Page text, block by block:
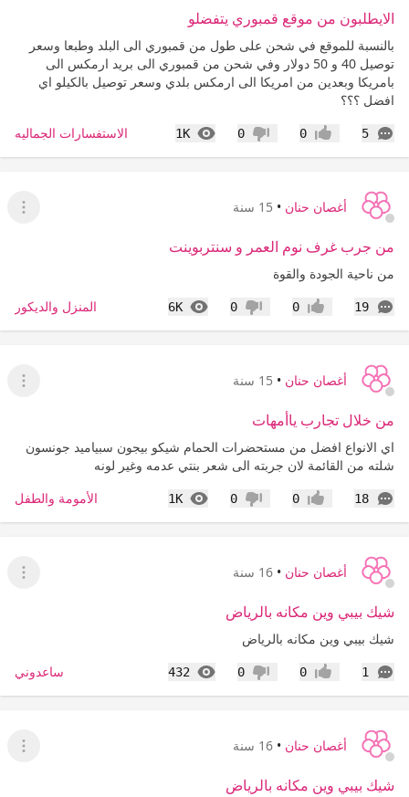
الايطلبون من موقع قمبوري يتفضلو
بالنسبة للموقع في شحن على طول من قمبوري الى البلد وطبعا وسعر
توصيل 40 و 50 دولار وفي شحن من قمبوري الى بريد ارمكس الى
بامريكا وبعدين من امريكا الى ارمكس بلدي وسعر توصيل بالكيلو اي
افضل ؟؟؟
5
التعليقات إعجاب0 عدم إعجاب
0
1K
المشاهدات الاستفسارات الجماليه
أغصان حنان • 15 سنة
عرض
من جرب غرف نوم العمر و سنتربوينت
من ناحية الجودة والقوة
19
التعليقات إعجاب0 عدم إعجاب
0
6K
المشاهدات المنزل والديكور
أغصان حنان • 15 سنة
عرض
من خلال تجارب ياأمهات
اي الانواع افضل من مستحضرات الحمام شيكو بيجون سبياميد جونسون
شلته من القائمة لان جربته الى شعر بنتي عدمه وغير لونه
18
التعليقات إعجاب0 عدم إعجاب
0
1K
المشاهدات الأمومة والطفل
أغصان حنان • 16 سنة
عرض
شيك بيبي وين مكانه بالرياض
شيك بيبي وين مكانه بالرياض
1
التعليقات إعجاب0 عدم إعجاب
0
432
المشاهدات ساعدوني
أغصان حنان • 16 سنة
عرض
شيك بيبي وين مكانه بالرياض